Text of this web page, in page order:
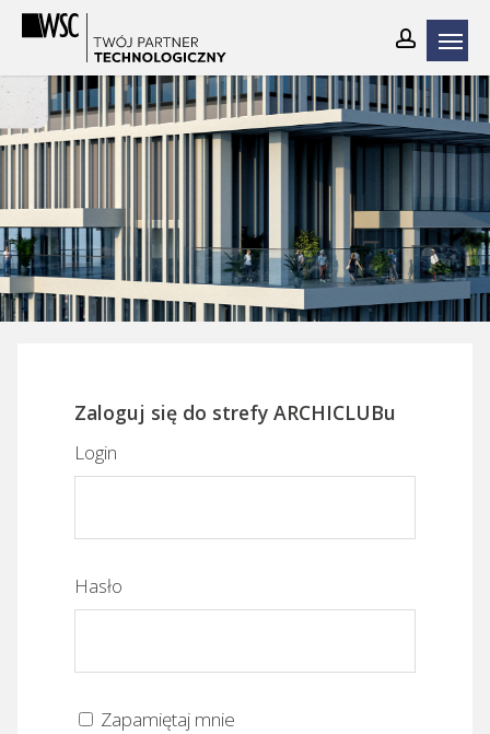
Skip
main
content
Zaloguj się do strefy ARCHICLUBu
Login
Hasło
Zapamiętaj mnie